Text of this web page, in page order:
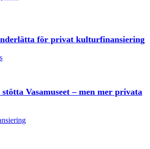
för privat kulturfinansiering
Vasamuseet – men mer privata